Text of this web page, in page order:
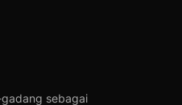
sebagai